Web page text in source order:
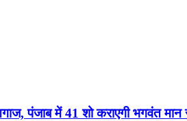
पंजाब में 41 शो कराएगी भगवंत मान